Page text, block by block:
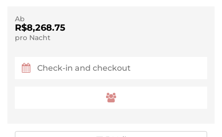
Ab
R$8,268.75
pro Nacht